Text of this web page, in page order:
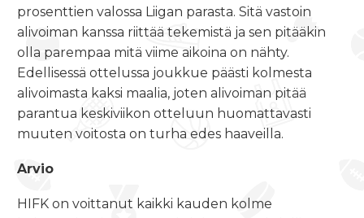
prosenttien valossa Liigan parasta. Sitä vastoin
alivoiman kanssa riittää tekemistä ja sen pitääkin
olla parempaa mitä viime aikoina on nähty.
Edellisessä ottelussa joukkue päästi kolmesta
alivoimasta kaksi maalia, joten alivoiman pitää
parantua keskiviikon otteluun huomattavasti
muuten voitosta on turha edes haaveilla.
Arvio
HIFK on voittanut kaikki kauden kolme